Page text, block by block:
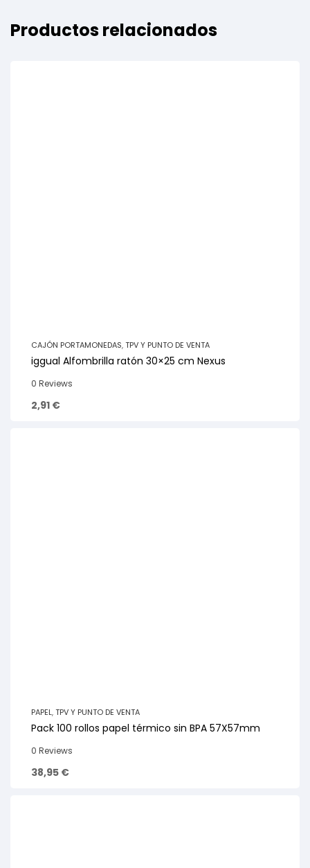
Productos relacionados
CAJÓN PORTAMONEDAS,TPV Y PUNTO DE VENTA
iggual Alfombrilla ratón 30×25 cm Nexus
0 Reviews
2,91 €
PAPEL,TPV Y PUNTO DE VENTA
Pack 100 rollos papel térmico sin BPA 57X57mm
0 Reviews
38,95 €